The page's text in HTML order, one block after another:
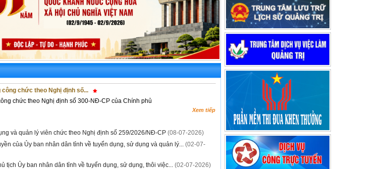
chức theo Nghị định số...
chức theo Nghị định số 300-NĐ-CP của Chính phủ
Xem tiếp
và quản lý viên chức theo Nghị định số 259/2026/NĐ-CP (08-07-2026)
của Ủy ban nhân dân tỉnh về tuyển dụng, sử dụng và quản lý... (02-07-
tịch Ủy ban nhân dân tỉnh về tuyển dụng, sử dụng, thôi việc... (02-07-2026)